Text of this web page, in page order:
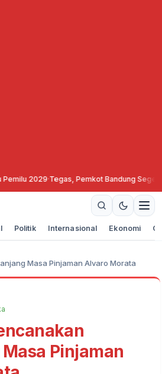
·Tegas, Pemkot Bandung Segel dan
Politik Internasional Ekonomi
Masa Pinjaman Alvaro Morata
Pinjaman